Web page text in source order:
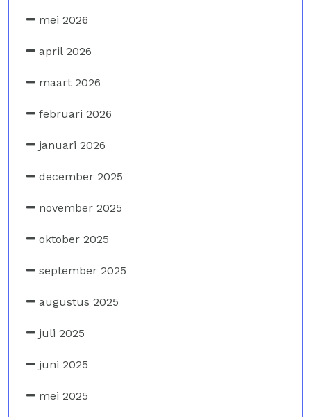
mei 2026
april 2026
maart 2026
februari 2026
januari 2026
december 2025
november 2025
oktober 2025
september 2025
augustus 2025
juli 2025
juni 2025
mei 2025